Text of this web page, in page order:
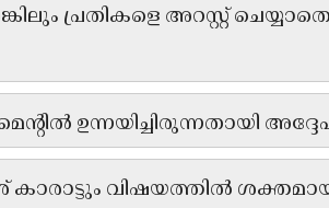
പ്രതികളെ അറസ്റ്റ്
ഉന്നയിച്ചിരുന്നതായി
വിഷയത്തിൽ